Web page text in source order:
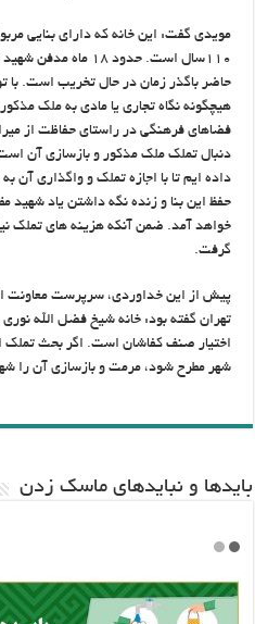
مویدی گفت: این خانه که دارای بنایی
۱۱۰سال است. حدود ۱۸
حاضر باگذر زمان در حال تخریب است. با
هیچگونه نگاه تجاری یا مادی به ملک
فضاهای فرهنگی در راستای حفاظت از
دنبال تملک ملک مذکور و بازسازی آن است.
داده ایم تا با اجازه تملک و واگذاری آن
حفظ این بنا و زنده نگه داشتن یاد شهید
خواهد آمد. ضمن آنکه هزینه های تملک
گرفت.
تهران گفته بود: خانه شیخ فضل الله
اختیار صنف کفاشان است. اگر بحث
شهر مطرح شود، مرمت و بازسازی آن را
باید‌ها و نبایدهای ماسک زدن